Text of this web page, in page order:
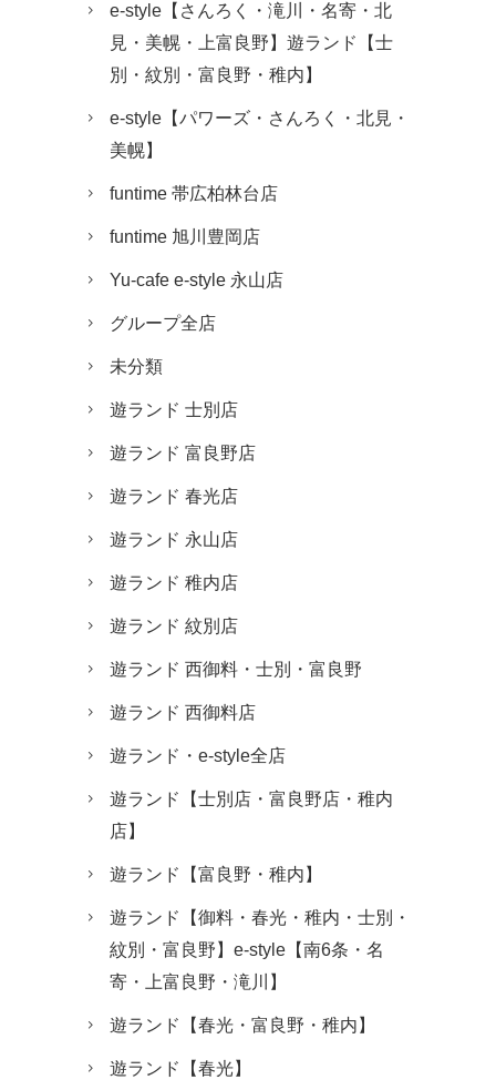
e-style【さんろく・滝川・名寄・北
見・美幌・上富良野】遊ランド【士
別・紋別・富良野・稚内】
e-style【パワーズ・さんろく・北見・
美幌】
funtime 帯広柏林台店
funtime 旭川豊岡店
Yu-cafe e-style 永山店
グループ全店
未分類
遊ランド 士別店
遊ランド 富良野店
遊ランド 春光店
遊ランド 永山店
遊ランド 稚内店
遊ランド 紋別店
遊ランド 西御料・士別・富良野
遊ランド 西御料店
遊ランド・e-style全店
遊ランド【士別店・富良野店・稚内
店】
遊ランド【富良野・稚内】
遊ランド【御料・春光・稚内・士別・
紋別・富良野】e-style【南6条・名
寄・上富良野・滝川】
遊ランド【春光・富良野・稚内】
遊ランド【春光】